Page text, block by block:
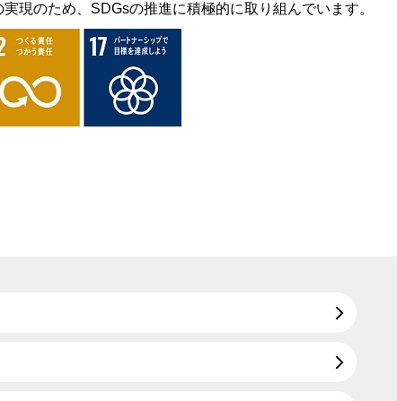
現のため、SDGsの推進に積極的に取り組んでいます。